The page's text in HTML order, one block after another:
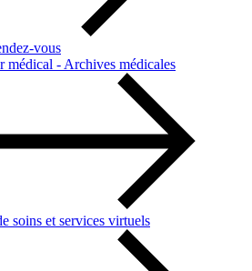
vous
médical - Archives médicales
soins et services virtuels